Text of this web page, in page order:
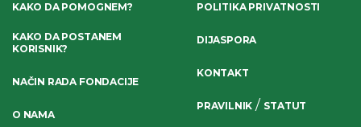
KAKO DA POMOGNEM?
KAKO DA POSTANEM
KORISNIK?
NAČIN RADA FONDACIJE
O NAMA
POLITIKA PRIVATNOSTI
DIJASPORA
KONTAKT
PRAVILNIK / STATUT